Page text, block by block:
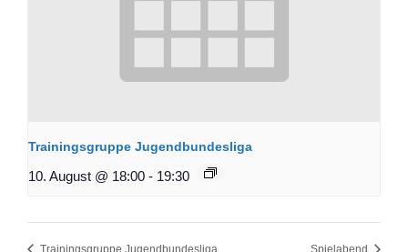
Trainingsgruppe Jugendbundesliga
10. August @ 18:00 - 19:30